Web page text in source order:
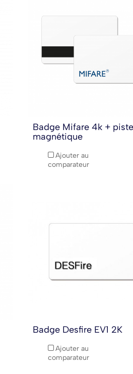
Badge Mifare 4k + piste
magnétique
Ajouter au
comparateur
Badge Desfire EV1 2K
Ajouter au
comparateur